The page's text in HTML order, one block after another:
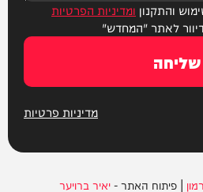
והתקנון ומדיניות הפרטיות
לאתר "המחדש"
שליחה
מדיניות פרטיות
| פיתוח האתר -יאיר ברויער